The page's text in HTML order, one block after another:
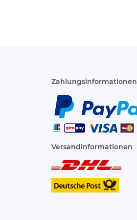
Zahlungsinformationen
Versandinformationen